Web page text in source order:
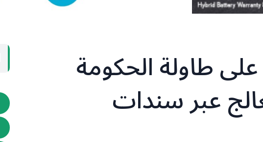
طاولة الحكومة
عبر سندات